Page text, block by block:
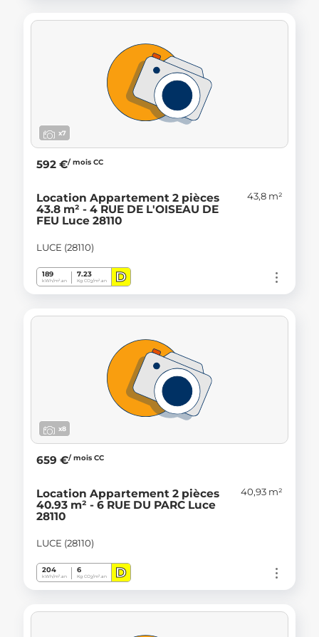
x7
592 €/ mois CC
Location Appartement 2 pièces
43.8 m² - 4 RUE DE L'OISEAU DE
FEU Luce 28110
43,8 m²
LUCE (28110)
189
kWh/m².an
7.23
Kg CO2/m².an D
x8
659 €/ mois CC
Location Appartement 2 pièces
40.93 m² - 6 RUE DU PARC Luce
28110
40,93 m²
LUCE (28110)
204
kWh/m².an
6
Kg CO2/m².an D